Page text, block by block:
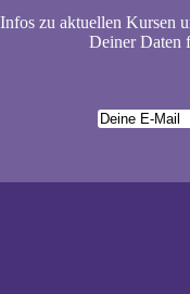
zu aktuellen Kursen
Deiner Daten